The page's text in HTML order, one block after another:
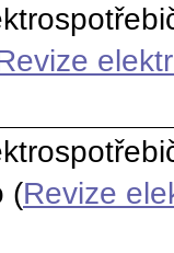
(Revize